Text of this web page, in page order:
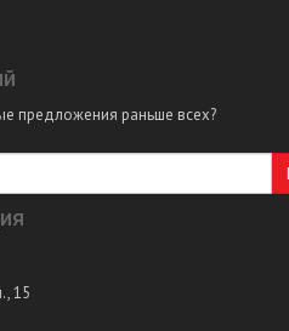
предложения раньше всех?
15